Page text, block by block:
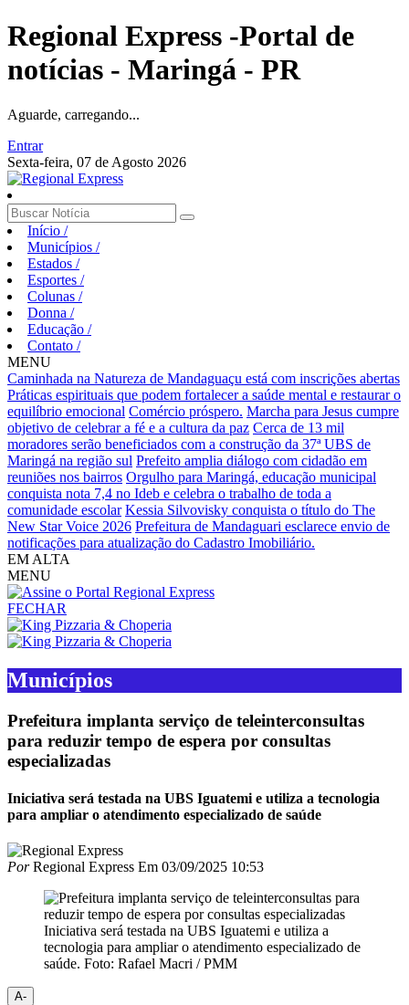
Regional Express -Portal de
notícias - Maringá - PR
Aguarde, carregando...
Entrar
Sexta-feira, 07 de Agosto 2026
Início /
Municípios /
Estados /
Esportes /
Colunas /
Donna /
Educação /
Contato /
MENU
Caminhada na Natureza de Mandaguaçu está com inscrições abertas
Práticas espirituais que podem fortalecer a saúde mental e restaurar o
equilíbrio emocional Comércio próspero. Marcha para Jesus cumpre
objetivo de celebrar a fé e a cultura da paz Cerca de 13 mil
moradores serão beneficiados com a construção da 37ª UBS de
Maringá na região sul Prefeito amplia diálogo com cidadão em
reuniões nos bairros Orgulho para Maringá, educação municipal
conquista nota 7,4 no Ideb e celebra o trabalho de toda a
comunidade escolar Kessia Silvovisky conquista o título do The
New Star Voice 2026 Prefeitura de Mandaguari esclarece envio de
notificações para atualização do Cadastro Imobiliário.
EM ALTA
MENU
FECHAR
Municípios
Prefeitura implanta serviço de teleinterconsultas
para reduzir tempo de espera por consultas
especializadas
Iniciativa será testada na UBS Iguatemi e utiliza a tecnologia
para ampliar o atendimento especializado de saúde
PorRegional Express Em 03/09/2025 10:53
Iniciativa será testada na UBS Iguatemi e utiliza a
tecnologia para ampliar o atendimento especializado de
saúde. Foto: Rafael Macri / PMM
A-